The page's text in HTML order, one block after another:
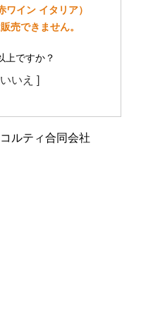
ワイン イタリア）
売できません。
上ですか？
いえ ]
ルティ合同会社